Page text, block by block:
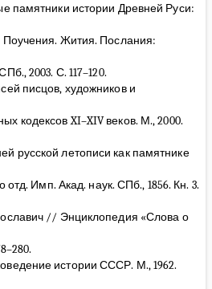
памятники истории Древней Руси:
Поучения. Жития. Послания:
2003. С. 117–120.
писцов, художников и
кодексов XI–XIV веков. М., 2000.
русской летописи как памятнике
Имп. Акад. наук. СПб., 1856. Кн. 3.
// Энциклопедия «Слова о
истории СССР. М., 1962.